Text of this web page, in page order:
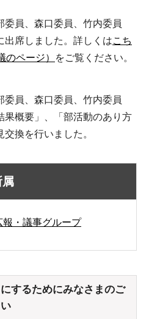
員、森口委員、竹内委員
出席しました。詳しくはこち
のページ）
をご覧ください。
員、森口委員、竹内委員
果概要」、「部活動のあり方
換を行いました。
属
・議事グループ
するためにみなさまのご